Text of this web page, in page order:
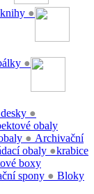
●
●
●
obaly
●
obaly ●
Archivační
krabice
spony ●
boxy
Bloky